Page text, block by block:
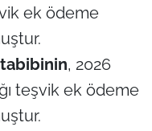
ek ödeme
, 2026
teşvik ek ödeme